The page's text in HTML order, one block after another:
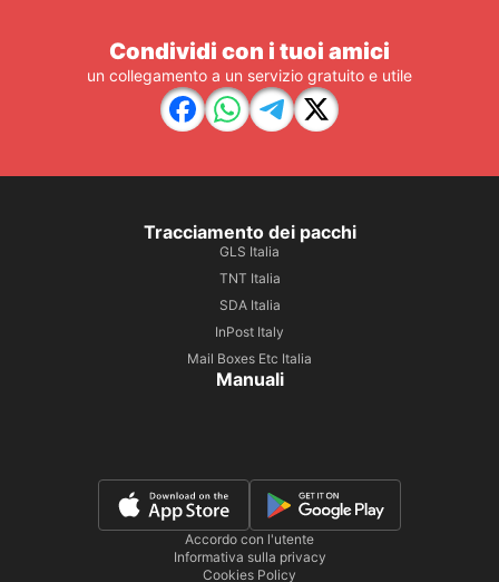
Condividi con i tuoi amici
un collegamento a un servizio gratuito e utile
Tracciamento dei pacchi
GLS Italia
TNT Italia
SDA Italia
InPost Italy
Mail Boxes Etc Italia
Manuali
Accordo con l'utente
Informativa sulla privacy
Cookies Policy